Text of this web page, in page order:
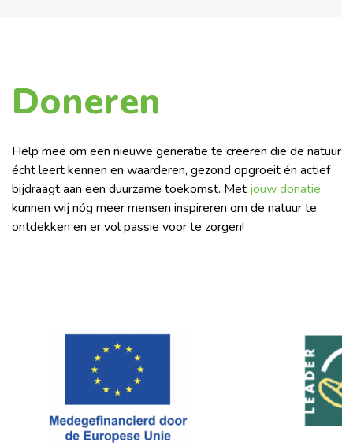
Doneren
Help mee om een nieuwe generatie te creëren die de natuur
écht leert kennen en waarderen, gezond opgroeit én actief
bijdraagt aan een duurzame toekomst. Met jouw donatie
kunnen wij nóg meer mensen inspireren om de natuur te
ontdekken en er vol passie voor te zorgen!